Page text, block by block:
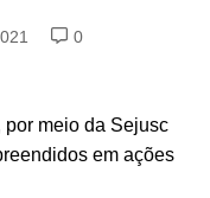
0